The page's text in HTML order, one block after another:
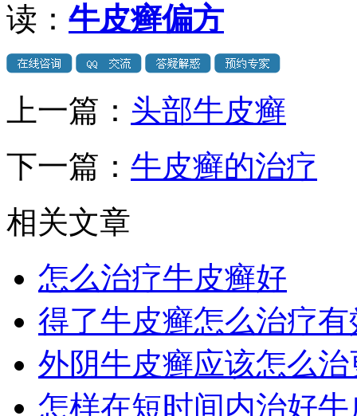
读： 牛皮癣偏方
上一篇： 头部牛皮癣
下一篇： 牛皮癣的治疗
相关文章
怎么治疗牛皮癣好
得了牛皮癣怎么治疗有
外阴牛皮癣应该怎么治
怎样在短时间内治好